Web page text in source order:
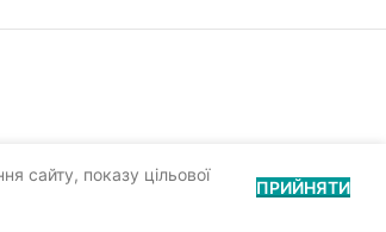
сайту, показу цільової
ПРИЙНЯТИ